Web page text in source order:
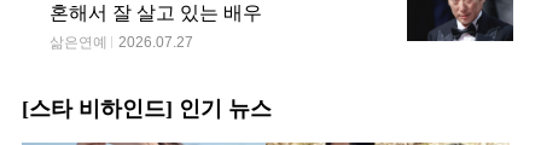
혼해서 잘 살고 있는 배우
삶은연예 2026.07.27
[스타 비하인드] 인기 뉴스